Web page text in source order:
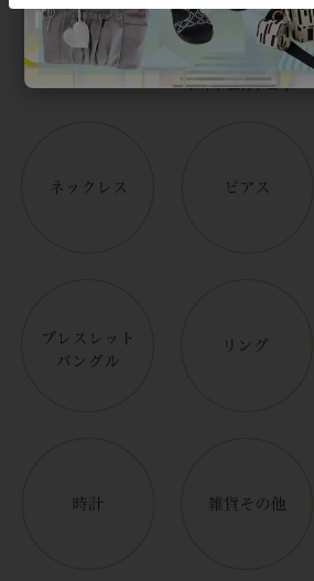
Category
アイテムカテゴリー